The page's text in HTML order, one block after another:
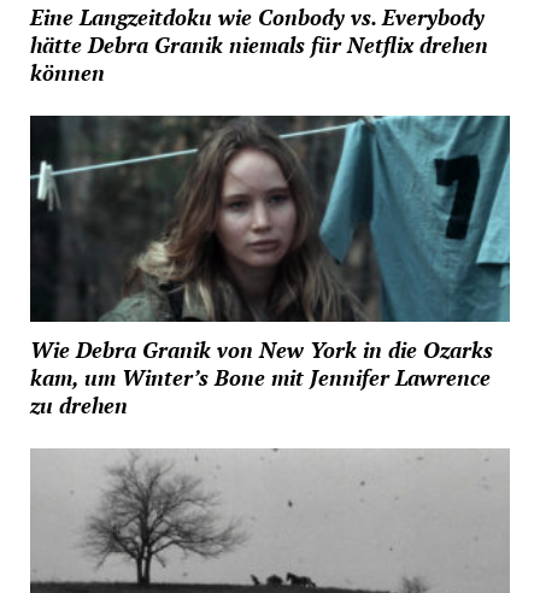
Eine Langzeitdoku wie Conbody vs. Everybody
hätte Debra Granik niemals für Netflix drehen
können
Wie Debra Granik von New York in die Ozarks
kam, um Winter’s Bone mit Jennifer Lawrence
zu drehen